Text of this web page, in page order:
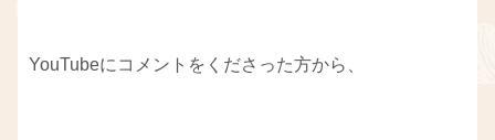
YouTubeにコメントをくださった方から、